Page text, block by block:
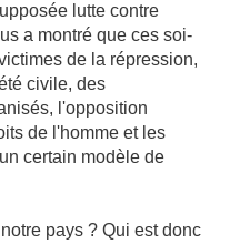
lutte contre
a montré que ces soi-
de la répression,
civile, des
l'opposition
de l'homme et les
certain modèle de
pays ? Qui est donc